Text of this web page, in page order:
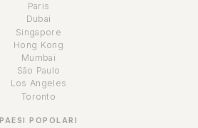
Paris
Dubai
Singapore
Hong Kong
Mumbai
São Paulo
Los Angeles
Toronto
PAESI POPOLARI